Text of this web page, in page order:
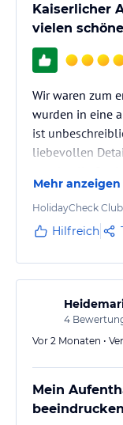
Kaiserlicher
vielen
Wir waren zum
wurden in eine
ist
liebevollen
Verglasung, die
freundlich und
Zimmer - im
zweckmäßig
Mehr anzeigen
HolidayCheck
Hilfreich
4
Vor 2 Monaten •
Mein